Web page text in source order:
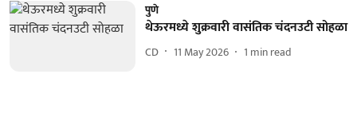
पुणे
थेऊरमध्ये शुक्रवारी वासंतिक चंदनउटी सोहळा
CD 11 May 2026 1 min read